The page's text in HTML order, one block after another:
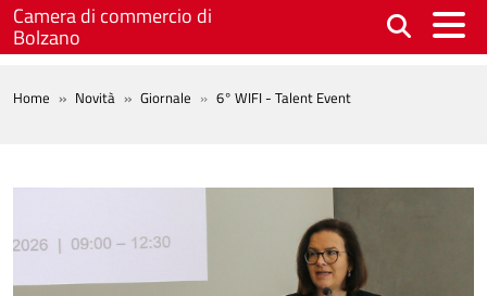
Salta al contenuto principale
Camera di commercio di
Bolzano
BREADCRUMB
Home Novità Giornale 6° WIFI - Talent Event